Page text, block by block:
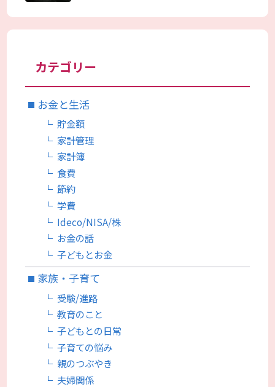
カテゴリー
お金と生活
貯金額
家計管理
家計簿
食費
節約
学費
Ideco/NISA/株
お金の話
子どもとお金
家族・子育て
受験/進路
教育のこと
子どもとの日常
子育ての悩み
親のつぶやき
夫婦関係